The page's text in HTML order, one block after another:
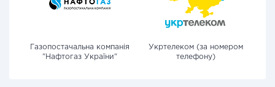
Газопостачальна компанія
"Нафтогаз України"
Укртелеком (за номером
телефону)